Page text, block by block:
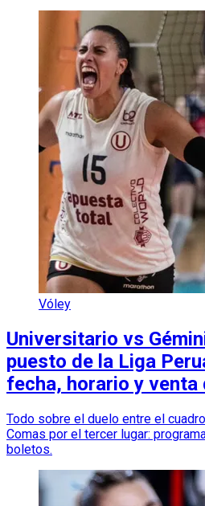
Vóley
Universitario vs
puesto de la Liga
fecha, horario y venta
Todo sobre el duelo entre el
Comas por el tercer lugar:
boletos.